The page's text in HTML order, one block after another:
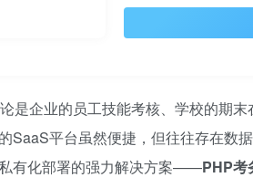
是企业的员工技能考核、学校的期
SaaS平台虽然便捷，但往往存在数
有化部署的强力解决方案——PHP考